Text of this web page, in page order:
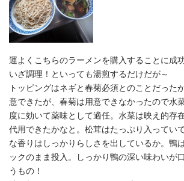
運よくこちらのラーメンを購入することに成功
いざ調理！といっても湯煎するだけだが～
トッピングはネギと春菊必須とのことだった
意できたが、春菊は用意できなかったので水
度に効いて薬味として適任。水菜は映え的存
代用できたかなと。松茸はたっぷり入ってい
な香りはしっかりらしさを出しているか。鴨
ックのまま投入。しっかり鴨の深い味わいが
うもの！